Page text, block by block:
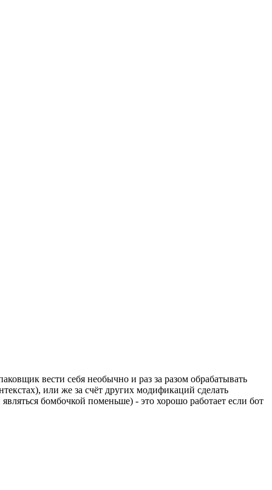
вести себя необычно и раз за разом обрабатывать
или же за счёт других модификаций сделать
бомбочкой поменьше) - это хорошо работает если бот